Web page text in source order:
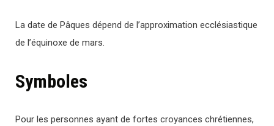
La date de Pâques dépend de l’approximation ecclésiastique
de l’équinoxe de mars.
Symboles
Pour les personnes ayant de fortes croyances chrétiennes,